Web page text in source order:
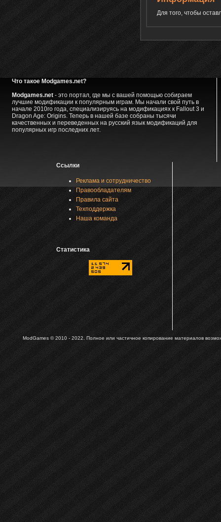
Для того, чтобы
Что такое Modgames.net?
Modgames.net- это портал, где мы с вашей помощью собираем
лучшие модификации к популярным играм. Мы начали свой путь в
начале 2010го года, специализируясь на модификациях к Fallout 3 и
Dragon Age: Origins. Теперь в нашей базе собраны тысячи
качественных и переведенных на русский язык модификаций для
популярных игр последних лет.
Ссылки
Реклама и сотрудничество
Правообладателям
Правила сайта
Техподдержка
Наша команда
Статистика
ModGames © 2010 - 2022. Полное или частичное копирование материалов